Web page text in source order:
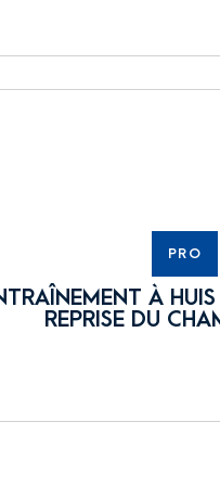
PRO
À
REPRISE DU